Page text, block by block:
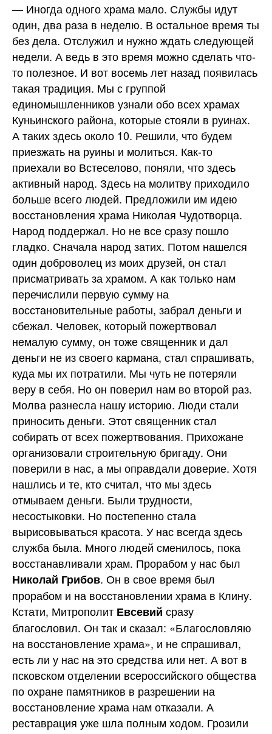
— Иногда одного храма мало. Службы идут
один, два раза в неделю. В остальное время ты
без дела. Отслужил и нужно ждать следующей
недели. А ведь в это время можно сделать что-
то полезное. И вот восемь лет назад появилась
такая традиция. Мы с группой
единомышленников узнали обо всех храмах
Куньинского района, которые стояли в руинах.
А таких здесь около 10. Решили, что будем
приезжать на руины и молиться. Как-то
приехали во Встеселово, поняли, что здесь
активный народ. Здесь на молитву приходило
больше всего людей. Предложили им идею
восстановления храма Николая Чудотворца.
Народ поддержал. Но не все сразу пошло
гладко. Сначала народ затих. Потом нашелся
один доброволец из моих друзей, он стал
присматривать за храмом. А как только нам
перечислили первую сумму на
восстановительные работы, забрал деньги и
сбежал. Человек, который пожертвовал
немалую сумму, он тоже священник и дал
деньги не из своего кармана, стал спрашивать,
куда мы их потратили. Мы чуть не потеряли
веру в себя. Но он поверил нам во второй раз.
Молва разнесла нашу историю. Люди стали
приносить деньги. Этот священник стал
собирать от всех пожертвования. Прихожане
организовали строительную бригаду. Они
поверили в нас, а мы оправдали доверие. Хотя
нашлись и те, кто считал, что мы здесь
отмываем деньги. Были трудности,
несостыковки. Но постепенно стала
вырисовываться красота. У нас всегда здесь
служба была. Много людей сменилось, пока
восстанавливали храм. Прорабом у нас был
Николай Грибов. Он в свое время был
прорабом и на восстановлении храма в Клину.
Кстати, Митрополит Евсевий сразу
благословил. Он так и сказал: «Благословляю
на восстановление храма», и не спрашивал,
есть ли у нас на это средства или нет. А вот в
псковском отделении всероссийского общества
по охране памятников в разрешении на
восстановление храма нам отказали. А
реставрация уже шла полным ходом. Грозили